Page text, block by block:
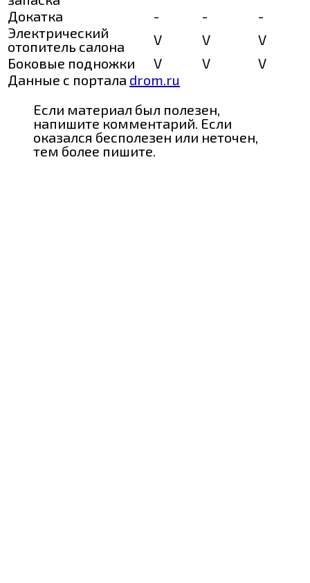
Докатка
- -
-
Электрический
отопитель салона
V V
V
Боковые подножки
V V
V
Данные с портала drom.ru
Если материал был полезен,
напишите комментарий. Если
оказался бесполезен или неточен,
тем более пишите.